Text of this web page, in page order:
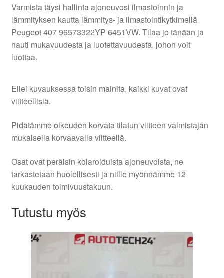
Varmista täysi hallinta ajoneuvosi ilmastoinnin ja
lämmityksen kautta lämmitys- ja ilmastointikytkimellä
Peugeot 407 96573322YP 6451VW. Tilaa jo tänään ja
nauti mukavuudesta ja luotettavuudesta, johon voit
luottaa.
Ellei kuvauksessa toisin mainita, kaikki kuvat ovat
viitteellisiä.
Pidätämme oikeuden korvata tilatun viitteen valmistajan
mukaisella korvaavalla viitteellä.
Osat ovat peräisin kolaroiduista ajoneuvoista, ne
tarkastetaan huolellisesti ja niille myönnämme 12
kuukauden toimivuustakuun.
Tutustu myös